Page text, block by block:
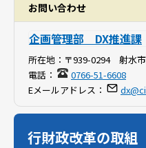
お問い合わせ
企画管理部 DX推進課
所在地： 〒939-0294 射水
電話：
0766-51-6608
Eメールアドレス：
行財政改革の取組